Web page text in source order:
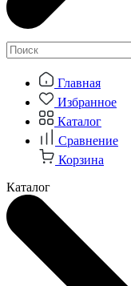
Главная
Избранное
Каталог
Сравнение
Корзина
Каталог